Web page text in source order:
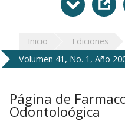
Inicio
Ediciones
Volumen 41, No. 1, Año
Página de
Odontoloógica